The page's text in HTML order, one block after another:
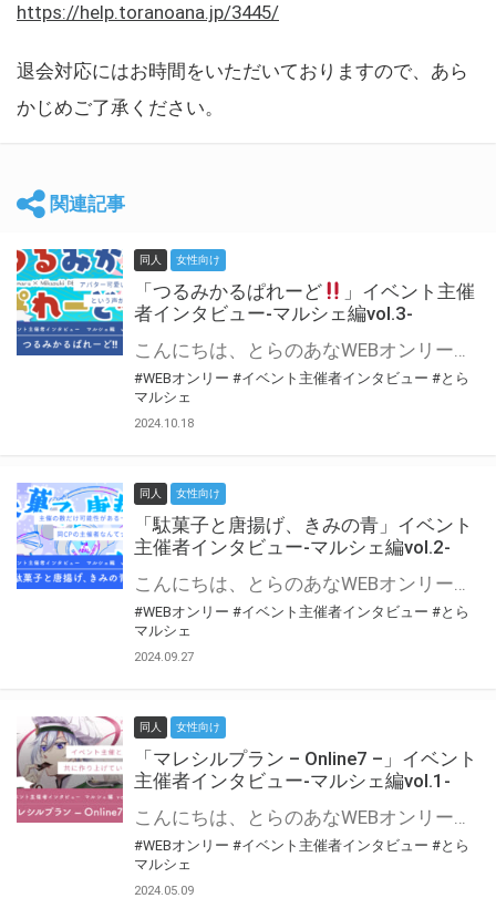
https://help.toranoana.jp/3445/
退会対応にはお時間をいただいておりますので、あら
かじめご了承ください。
関連記事
同人 女性向け
「つるみかるぱれーど
」イベント主催
者インタビュー-マルシェ編vol.3-
こんにちは、とらのあなWEBオンリー運営スタッフです。 新たにお届けする、イベント主催者インタビュー-マルシェ編-は、 とらのあなWEBオンリー「マルシェ」をご利用した主催様に 「マルシェ」を使って開催した感想や心がけをお聞きする企画です。 今回は、WEBオンリー初開催「つるみかるぱれーど
#WEBオンリー #イベント主催者インタビュー #とら
マルシェ
2024.10.18
同人 女性向け
「駄菓子と唐揚げ、きみの青」イベント
主催者インタビュー-マルシェ編vol.2-
こんにちは、とらのあなWEBオンリー運営スタッフです。 新たにお届けする、イベント主催者インタビュー-マルシェ編-は、 とらのあなWEBオンリー「マルシェ」をご利用の主催様に 「マルシェ」を使ってイベントを開催した感想や心がけをお聞きする企画です。 今回は、WEBオンリー初開催「駄菓子と唐揚げ、きみの青」より、 主催のぎこ六屋様にお話を伺いました。 協力：ぎこ六屋様／イベント公式Twitter（@krkgwks） とらのあなWEBオンリー「マルシェ」とは？ WEBオンリーでリアルタイムでコミュニケーションがとれるオンライン会場です。
#WEBオンリー #イベント主催者インタビュー #とら
マルシェ
2024.09.27
同人 女性向け
「マレシルプラン – Online7 –」イベント
主催者インタビュー-マルシェ編vol.1-
こんにちは、とらのあなWEBオンリー運営スタッフです。 新たにお届けする、イベント主催者インタビュー-マルシェ編-は、 とらのあなWEBオンリー「マルシェ」をご利用した主催様に 「マルシェ」を使って開催した感想や心がけをお聞きする企画です。 今回は、WEBオンリー開催7回目迎えた「マレシルプラン – Online7 –」より、 主催の玉川うた様にお話を伺いました。 ▼マレシルプランのインタビュー前回記事 「イベント主催者インタビュー vol.6」はこちら 協力：玉川うた様（マレシルプラン実行委員会 代表）／イベント公式Twitter（@mallesil_plan） とらのあなWEBオンリー「マルシェ」とは？ WEBオンリーでリアルタイムでコミュニケーションがとれるオンライン会場です。
#WEBオンリー #イベント主催者インタビュー #とら
マルシェ
2024.05.09